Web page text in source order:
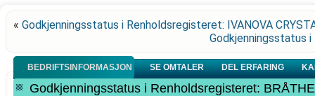
« Godkjenningsstatus i Renholdsregisteret: IVANOVA
Godkjenningsstatus
BEDRIFTSINFORMASJON SE OMTALER DEL ERFARING
Godkjenningsstatus i Renholdsregisteret: